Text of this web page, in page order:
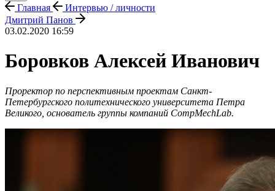
Главная
Интервью / личности
Дмитрий Панов
03.02.2020 16:59
Боровков Алексей Иванович
Проректор по перспективным проектам Санкт-
Петербургского политехнического университета Петра
Великого, основатель группы компаний CompMechLab.